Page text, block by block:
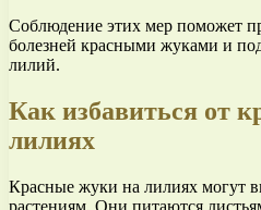
Соблюдение этих мер поможет
болезней красными жуками и
лилий.
Как избавиться от
лилиях
Красные жуки на лилиях могут
растениям. Они питаются